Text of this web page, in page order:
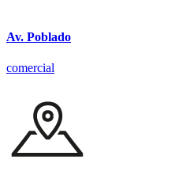
Av. Poblado
comercial